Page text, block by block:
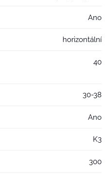
Ano
horizontální
40
30-38
Ano
K3
300